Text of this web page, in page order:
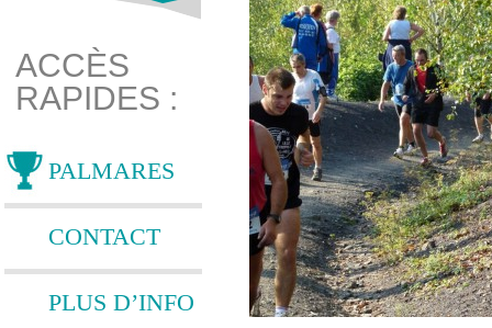
ACCÈS
RAPIDES :
PALMARES
CONTACT
PLUS D’INFO